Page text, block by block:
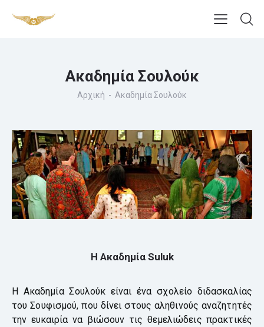
Ακαδημία Σουλούκ
Αρχική Ακαδημία Σουλούκ
Η Ακαδημία Suluk
Η Ακαδημία Σουλούκ είναι ένα σχολείο διδασκαλίας
του Σουφισμού, που δίνει στους αληθινούς αναζητητές
την ευκαιρία να βιώσουν τις θεμελιώδεις πρακτικές